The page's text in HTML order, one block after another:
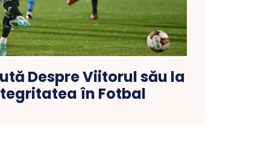
Despre Viitorul său la
în Fotbal